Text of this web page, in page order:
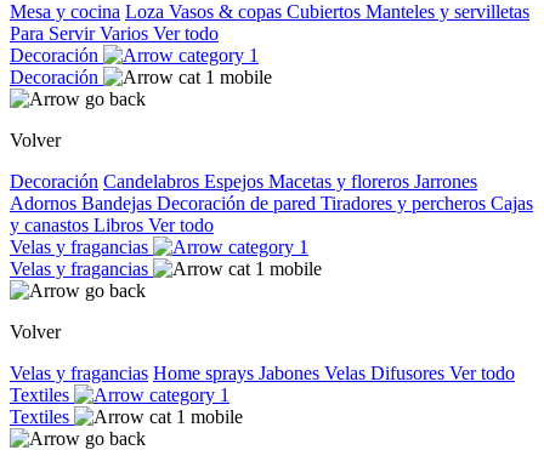
Mesa y cocina Loza Vasos & copas Cubiertos Manteles y servilletas
Para ServirVarios Ver todo
Decoración
Decoración
Volver
Decoración Candelabros Espejos Macetas y floreros Jarrones
Adornos Bandejas Decoración de pared Tiradores y percheros Cajas
y canastos Libros Ver todo
Velas y fragancias
Velas y fragancias
Volver
Velas y fragancias Home sprays Jabones Velas Difusores Ver todo
Textiles
Textiles